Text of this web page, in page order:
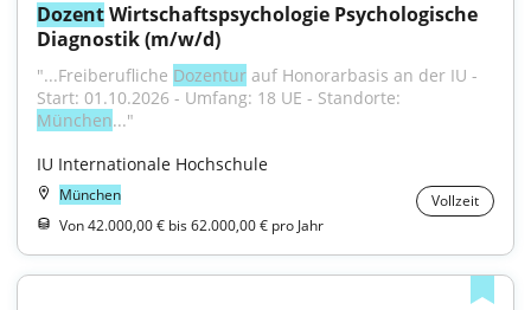
Dozent Wirtschaftspsychologie Psychologische
Diagnostik (m/w/d)
"...Freiberufliche Dozentur auf Honorarbasis an der IU -
München..."
IU Internationale Hochschule
München
Vollzeit
Von 42.000,00 € bis 62.000,00 € pro Jahr